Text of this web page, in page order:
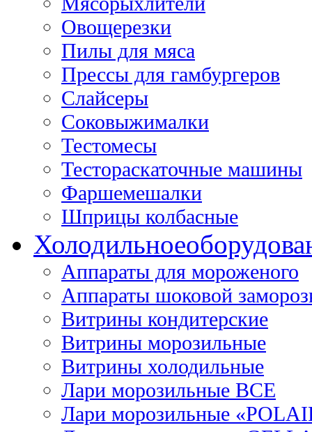
Овощерезки
Пилы для мяса
Прессы для гамбургеров
Слайсеры
Соковыжималки
Тестомесы
Тестораскаточные машины
Фаршемешалки
Шприцы колбасные
Холодильное
Аппараты для мороженого
Аппараты шоковой
Витрины кондитерские
Витрины морозильные
Витрины холодильные
Лари морозильные ВСЕ
Лари морозильные